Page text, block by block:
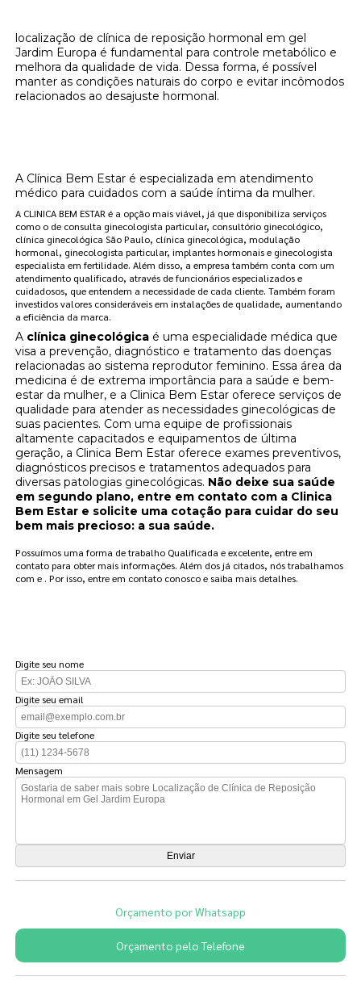
localização de clínica de reposição hormonal em gel
Jardim Europa é fundamental para controle metabólico e
melhora da qualidade de vida. Dessa forma, é possível
manter as condições naturais do corpo e evitar incômodos
relacionados ao desajuste hormonal.
A Clínica Bem Estar é especializada em atendimento
médico para cuidados com a saúde íntima da mulher.
A CLINICA BEM ESTAR é a opção mais viável, já que disponibiliza serviços
como o de consulta ginecologista particular, consultório ginecológico,
clínica ginecológica São Paulo, clínica ginecológica, modulação
hormonal, ginecologista particular, implantes hormonais e ginecologista
especialista em fertilidade. Além disso, a empresa também conta com um
atendimento qualificado, através de funcionários especializados e
cuidadosos, que entendem a necessidade de cada cliente. Também foram
investidos valores consideráveis em instalações de qualidade, aumentando
a eficiência da marca.
A clínica ginecológica é uma especialidade médica que
visa a prevenção, diagnóstico e tratamento das doenças
relacionadas ao sistema reprodutor feminino. Essa área da
medicina é de extrema importância para a saúde e bem-
estar da mulher, e a Clinica Bem Estar oferece serviços de
qualidade para atender as necessidades ginecológicas de
suas pacientes. Com uma equipe de profissionais
altamente capacitados e equipamentos de última
geração, a Clinica Bem Estar oferece exames preventivos,
diagnósticos precisos e tratamentos adequados para
diversas patologias ginecológicas. Não deixe sua saúde
em segundo plano, entre em contato com a Clinica
Bem Estar e solicite uma cotação para cuidar do seu
bem mais precioso: a sua saúde.
Possuímos uma forma de trabalho Qualificada e excelente, entre em
contato para obter mais informações. Além dos já citados, nós trabalhamos
com e . Por isso, entre em contato conosco e saiba mais detalhes.
Digite seu nome
Digite seu email
Digite seu telefone
Mensagem
Orçamento por Whatsapp
Orçamento pelo Telefone